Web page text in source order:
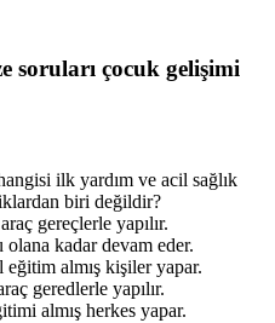
soruları çocuk gelişimi
ilk yardım ve acil sağlık
biri değildir?
gereçlerle yapılır.
kadar devam eder.
almış kişiler yapar.
geredlerle yapılır.
almış herkes yapar.